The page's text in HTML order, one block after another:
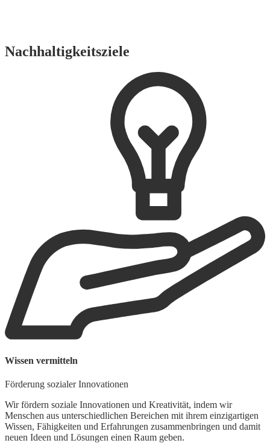
Nachhaltigkeitsziele
Wissen vermitteln
Förderung sozialer Innovationen
Wir fördern soziale Innovationen und Kreativität, indem wir
Menschen aus unterschiedlichen Bereichen mit ihrem einzigartigen
Wissen, Fähigkeiten und Erfahrungen zusammenbringen und damit
neuen Ideen und Lösungen einen Raum geben.